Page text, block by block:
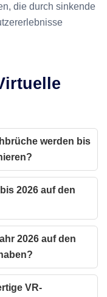
die durch sinkende
werden bis
2026 auf den
2026 auf den
VR-